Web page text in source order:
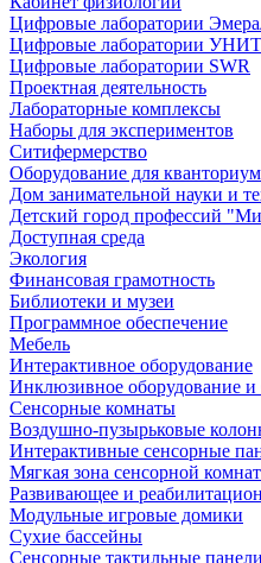
Цифровые лаборатории
Цифровые лаборатории
Цифровые лаборатории SWR
Проектная деятельность
Лабораторные комплексы
Наборы для экспериментов
Ситифермерство
Оборудование для
Дом занимательной науки и
Детский город профессий
Доступная среда
Экология
Финансовая грамотность
Библиотеки и музеи
Программное обеспечение
Мебель
Интерактивное оборудование
Инклюзивное оборудование
Cенсорные комнаты
Воздушно-пузырьковые
Интерактивные сенсорные
Мягкая зона сенсорной
Развивающее и
Модульные игровые домики
Сухие бассейны
Сенсорные тактильные панели